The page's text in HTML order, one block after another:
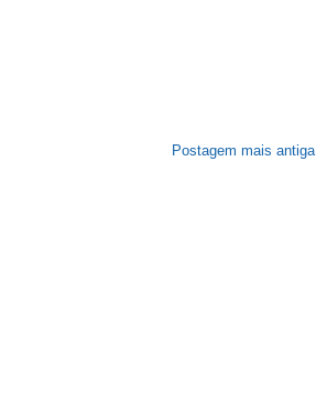
Postagem mais antiga